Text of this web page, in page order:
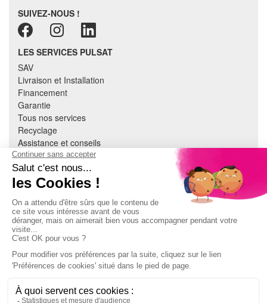
SUIVEZ-NOUS !
LES SERVICES PULSAT
SAV
Livraison et Installation
Financement
Garantie
Tous nos services
Recyclage
Assistance et conseils
Cuisine équipée
Literie
Nous contacter
À PROPOS
CGV
Mentions légales
Données personnelles
Devenir adhérent
EN SAVOIR PLUS